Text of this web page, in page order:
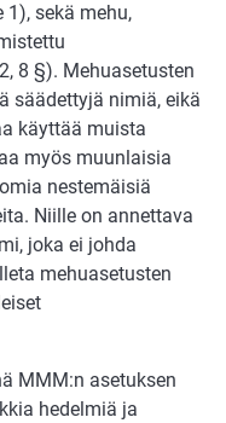
sekä mehu,
8 §). Mehuasetusten
säädettyjä nimiä, eikä
käyttää muista
myös muunlaisia
nestemäisiä
Niille on annettava
joka ei johda
mehuasetusten
MMM:n asetuksen
hedelmiä ja